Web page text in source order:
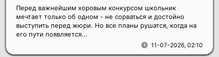
11-07-2026, 02:10
Перед важнейшим хоровым конкурсом школьник
мечтает только об одном - не сорваться и достойно
выступить перед жюри. Но все планы рушатся, когда на
его пути появляется...